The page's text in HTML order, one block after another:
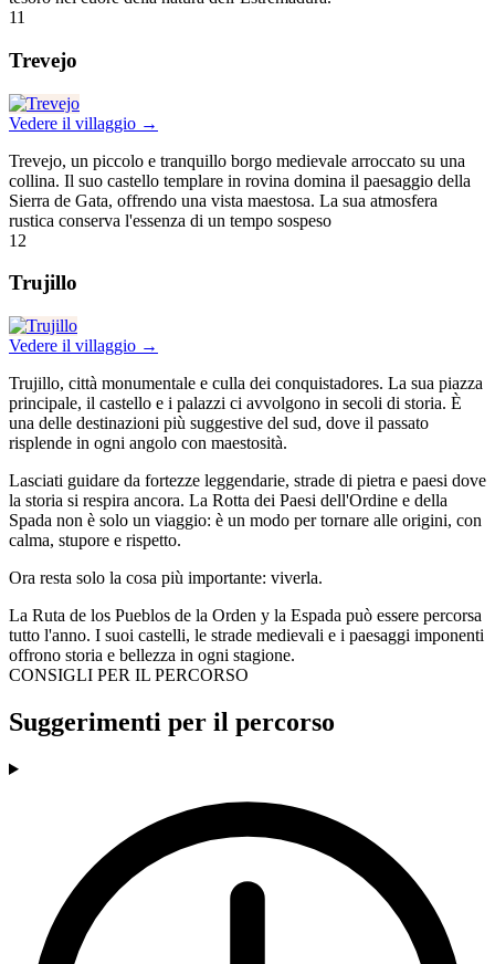
11
Trevejo
Vedere il villaggio →
Trevejo, un piccolo e tranquillo borgo medievale arroccato su una
collina. Il suo castello templare in rovina domina il paesaggio della
Sierra de Gata, offrendo una vista maestosa. La sua atmosfera
rustica conserva l'essenza di un tempo sospeso
12
Trujillo
Vedere il villaggio →
Trujillo, città monumentale e culla dei conquistadores. La sua piazza
principale, il castello e i palazzi ci avvolgono in secoli di storia. È
una delle destinazioni più suggestive del sud, dove il passato
risplende in ogni angolo con maestosità.
Lasciati guidare da fortezze leggendarie, strade di pietra e paesi dove
la storia si respira ancora. La Rotta dei Paesi dell'Ordine e della
Spada non è solo un viaggio: è un modo per tornare alle origini, con
calma, stupore e rispetto.
Ora resta solo la cosa più importante: viverla.
La Ruta de los Pueblos de la Orden y la Espada può essere percorsa
tutto l'anno. I suoi castelli, le strade medievali e i paesaggi imponenti
offrono storia e bellezza in ogni stagione.
CONSIGLI PER IL PERCORSO
Suggerimenti per il percorso